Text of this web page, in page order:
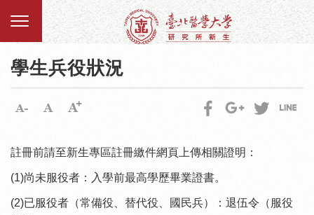
學生兵役狀況
註冊前請至新生專區註冊繳件網頁上傳相關證明：
(1)尚未服役者：入學前最高學歷畢業證書。
(2)已服役者（常備役、替代役、國民兵）：退伍令（服役